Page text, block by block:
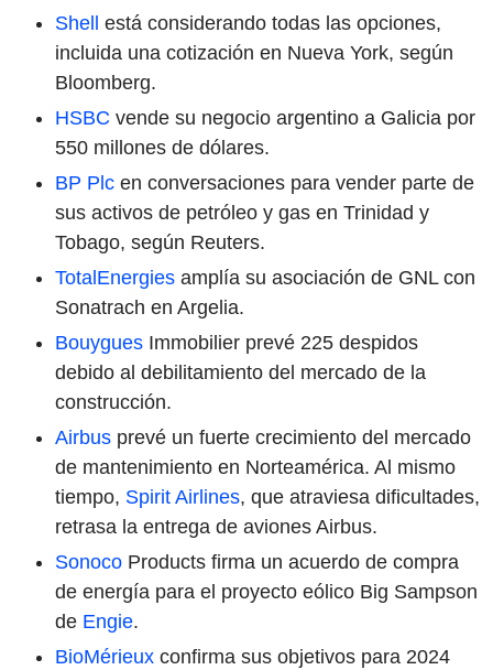
Shell está considerando todas las opciones,
incluida una cotización en Nueva York, según
Bloomberg.
HSBC vende su negocio argentino a Galicia por
550 millones de dólares.
BP Plc en conversaciones para vender parte de
sus activos de petróleo y gas en Trinidad y
Tobago, según Reuters.
TotalEnergies amplía su asociación de GNL con
Sonatrach en Argelia.
Bouygues Immobilier prevé 225 despidos
debido al debilitamiento del mercado de la
construcción.
Airbus prevé un fuerte crecimiento del mercado
de mantenimiento en Norteamérica. Al mismo
tiempo, Spirit Airlines, que atraviesa dificultades,
retrasa la entrega de aviones Airbus.
Sonoco Products firma un acuerdo de compra
de energía para el proyecto eólico Big Sampson
de Engie.
BioMérieux confirma sus objetivos para 2024